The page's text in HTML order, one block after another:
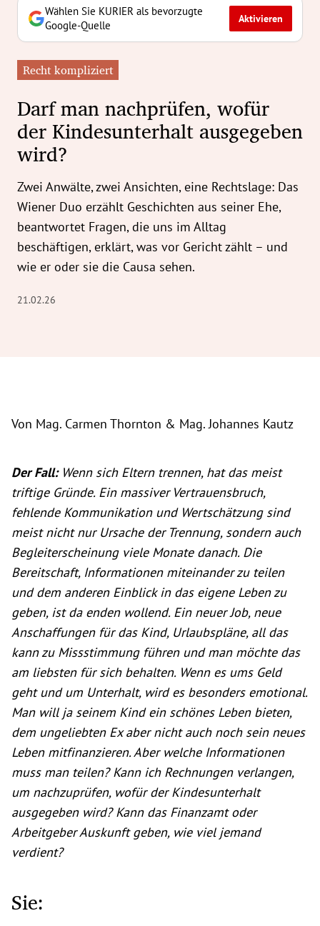
Untermenü
Untermenü
Untermenü
Untermenü
Untermenü
Untermenü
Wählen Sie KURIER als bevorzugte
Google-Quelle
Aktivieren
Recht kompliziert
Darf man nachprüfen, wofür
der Kindesunterhalt ausgegeben
wird?
Zwei Anwälte, zwei Ansichten, eine Rechtslage: Das
Wiener Duo erzählt Geschichten aus seiner Ehe,
beantwortet Fragen, die uns im Alltag
beschäftigen, erklärt, was vor Gericht zählt – und
wie er oder sie die Causa sehen.
21.02.26
Von Mag. Carmen Thornton & Mag. Johannes Kautz
Der Fall: Wenn sich Eltern trennen, hat das meist
triftige Gründe. Ein massiver Vertrauensbruch,
fehlende Kommunikation und Wertschätzung sind
meist nicht nur Ursache der Trennung, sondern auch
Begleiterscheinung viele Monate danach. Die
Bereitschaft, Informationen miteinander zu teilen
und dem anderen Einblick in das eigene Leben zu
geben, ist da enden wollend. Ein neuer Job, neue
Anschaffungen für das Kind, Urlaubspläne, all das
kann zu Missstimmung führen und man möchte das
am liebsten für sich behalten. Wenn es ums Geld
geht und um Unterhalt, wird es besonders emotional.
Man will ja seinem Kind ein schönes Leben bieten,
dem ungeliebten Ex aber nicht auch noch sein neues
Leben mitfinanzieren. Aber welche Informationen
muss man teilen? Kann ich Rechnungen verlangen,
um nachzuprüfen, wofür der Kindesunterhalt
ausgegeben wird? Kann das Finanzamt oder
Arbeitgeber Auskunft geben, wie viel jemand
verdient?
Sie: